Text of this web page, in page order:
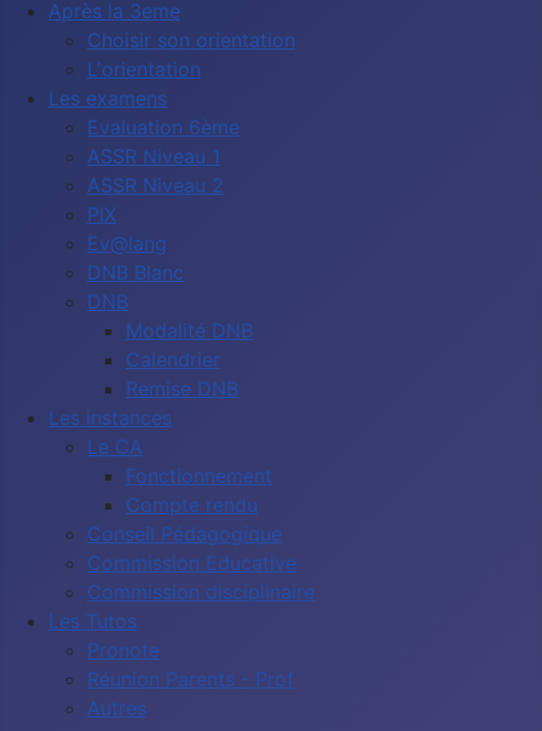
Après la 3eme
Choisir son orientation
L'orientation
Les examens
Evaluation 6ème
ASSR Niveau 1
ASSR Niveau 2
PIX
Ev@lang
DNB Blanc
DNB
Modalité DNB
Calendrier
Remise DNB
Les instances
Le CA
Fonctionnement
Compte rendu
Conseil Pédagogique
Commission Educative
Commission disciplinaire
Les Tutos
Pronote
Réunion Parents - Prof
Autres